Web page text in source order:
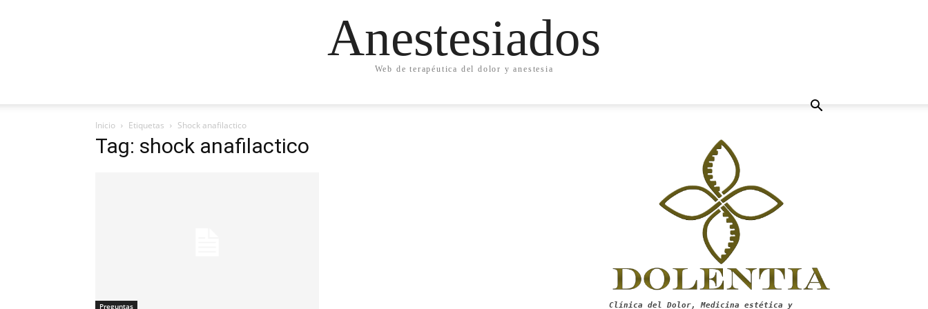
Anestesiados
Web de terapéutica del dolor y anestesia
Inicio Etiquetas Shock anafilactico
Tag: shock anafilactico
Preguntas Clínica del Dolor, Medicina estética y